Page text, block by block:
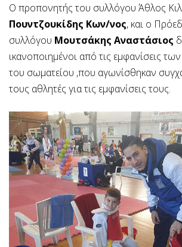
Ο προπονητής του συλλόγου Άθλος
Πουντζουκίδης Κων/νος, και ο
συλλόγου Μουτσάκης Αναστάσιος
ικανοποιημένοι από τις εμφανίσεις
του σωματείου ,που αγωνίσθηκαν
τους αθλητές για τις εμφανίσεις τους.